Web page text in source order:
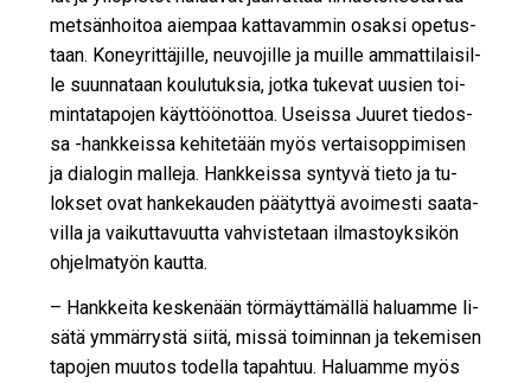
met­sän­hoi­toa ai­em­paa kat­ta­vam­min osak­si ope­tus­
taan. Ko­ney­rit­tä­jil­le, neu­vo­jil­le ja muil­le am­mat­ti­lai­sil­
le suun­na­taan kou­lu­tuk­sia, jot­ka tu­ke­vat uu­sien toi­
min­ta­ta­po­jen käyt­töö­not­toa. Useis­sa Juu­ret tie­dos­
sa -hank­keis­sa ke­hi­te­tään myös ver­tai­sop­pi­mi­sen
ja di­a­lo­gin mal­le­ja. Hank­keis­sa syn­ty­vä tie­to ja tu­
lok­set ovat han­ke­kau­den pää­tyt­tyä avoi­mes­ti saa­ta­
vil­la ja vai­kut­ta­vuut­ta vah­vis­te­taan il­mas­to­yk­si­kön
oh­jel­ma­työn kaut­ta.
– Hank­kei­ta kes­ke­nään tör­mäyt­tä­mäl­lä ha­lu­am­me li­
sä­tä ym­mär­rys­tä sii­tä, mis­sä toi­min­nan ja te­ke­mi­sen
ta­po­jen muu­tos to­del­la ta­pah­tuu. Ha­lu­am­me myös